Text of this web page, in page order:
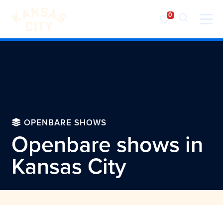
Bezoek KC
OPENBARE SHOWS
Openbare shows in
Kansas City